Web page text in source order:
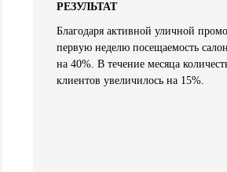
РЕЗУЛЬТАТ
Благодаря активной уличной
первую неделю посещаемость
на 40%. В течение месяца
клиентов увеличилось на 15%.